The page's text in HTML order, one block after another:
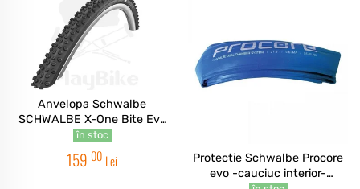
Anvelopa Schwalbe
SCHWALBE X-One Bite Evo
28x1.30
în stoc
159 00 Lei
Protectie Schwalbe Procore
evo -cauciuc interior-